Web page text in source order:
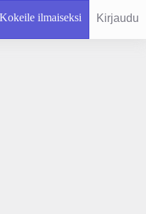
Kokeile ilmaiseksi Kirjaudu